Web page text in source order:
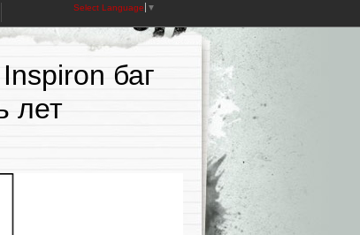
Select Language ▼
баг
лет